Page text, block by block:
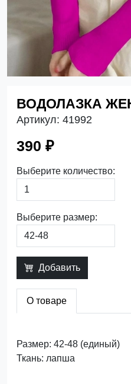
ВОДОЛАЗКА
Артикул: 41992
390 ₽
Выберите количество:
Выберите размер:
Добавить
О товаре
Размер: 42-48 (единый)
Ткань: лапша